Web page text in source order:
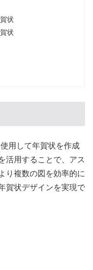
状
状
用して年賀状を作成
活用することで、アス
り複数の図を効率的に
賀状デザインを実現で